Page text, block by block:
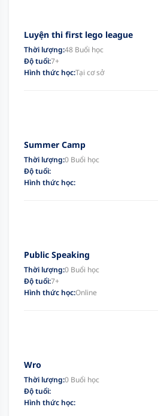
Luyện thi first lego league
Thời lượng:48 Buổi học
Độ tuổi:7+
Hình thức học:Tại cơ sở
Summer Camp
Thời lượng:0 Buổi học
Độ tuổi:
Hình thức học:
Public Speaking
Thời lượng:0 Buổi học
Độ tuổi:7+
Hình thức học:Online
Wro
Thời lượng:0 Buổi học
Độ tuổi:
Hình thức học: